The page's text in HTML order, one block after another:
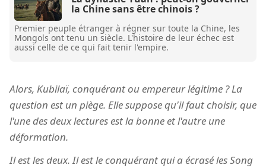
la Chine sans être chinois ?
Premier peuple étranger à régner sur toute la Chine, les
Mongols ont tenu un siècle. L'histoire de leur échec est
aussi celle de ce qui fait tenir l'empire.
Alors, Kubilaï, conquérant ou empereur légitime ? La
question est un piège. Elle suppose qu'il faut choisir, que
l'une des deux lectures est la bonne et l'autre une
déformation.
Il est les deux. Il est le conquérant qui a écrasé les Song